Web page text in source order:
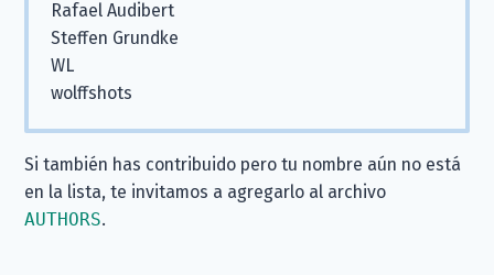
Rafael Audibert
Steffen Grundke
WL
wolffshots
Si también has contribuido pero tu nombre aún no está
en la lista, te invitamos a agregarlo al archivo
AUTHORS.